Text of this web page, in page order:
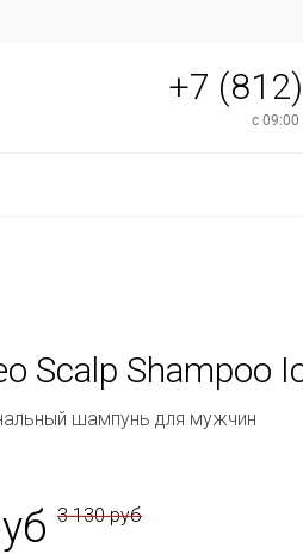
+7
с
Scalp Shampoo
шампунь для мужчин
3 130 руб